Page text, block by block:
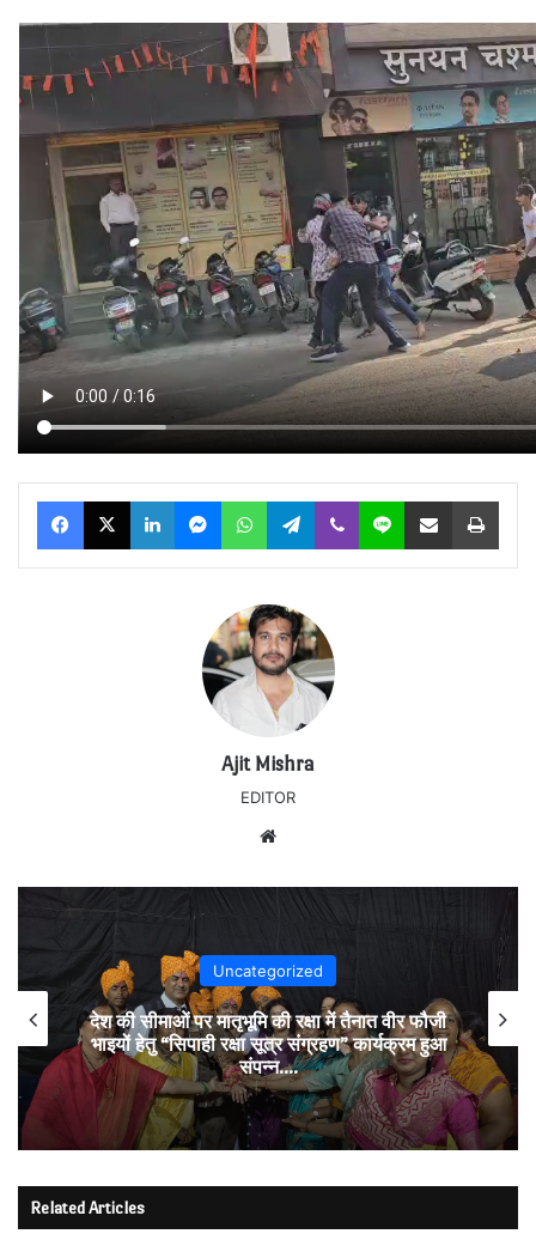
Facebook
X LinkedInMessengerWhatsAppTelegram
Viber Line Share via Email Print
Ajit Mishra
EDITOR
Uncategorized
देश की सीमाओं पर मातृभूमि की रक्षा में तैनात वीर फौजी
भाइयों हेतु “सिपाही रक्षा सूत्र संग्रहण” कार्यक्रम हुआ
संपन्न….
Related Articles